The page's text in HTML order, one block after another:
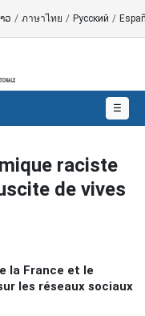
ວ / ภาษาไทย / Русский /
☰
raciste
de vives
la France et le
les réseaux sociaux